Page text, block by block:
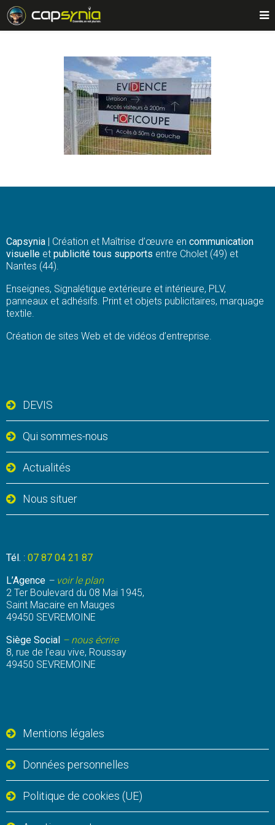
Capsynia | Création et Maîtrise d’œuvre en communication
visuelle et publicité tous supports entre Cholet (49) et
Nantes (44).
Enseignes, Signalétique extérieure et intérieure, PLV,
panneaux et adhésifs. Print et objets publicitaires, marquage
textile.
Création de sites Web et de vidéos d’entreprise.
DEVIS
Qui sommes-nous
Actualités
Nous situer
Tél. : 07 87 04 21 87
L’Agence – voir le plan
2 Ter Boulevard du 08 Mai 1945,
Saint Macaire en Mauges
49450 SEVREMOINE
Siège Social – nous écrire
8, rue de l’eau vive, Roussay
49450 SEVREMOINE
Mentions légales
Données personnelles
Politique de cookies (UE)